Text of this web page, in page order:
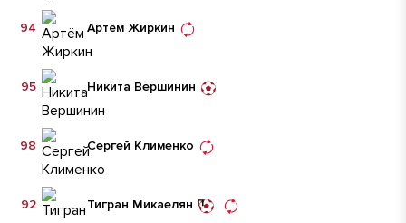
Артём Жиркин
94
Никита Вершинин
95
Сергей Клименко
98
Тигран Микаелян
92